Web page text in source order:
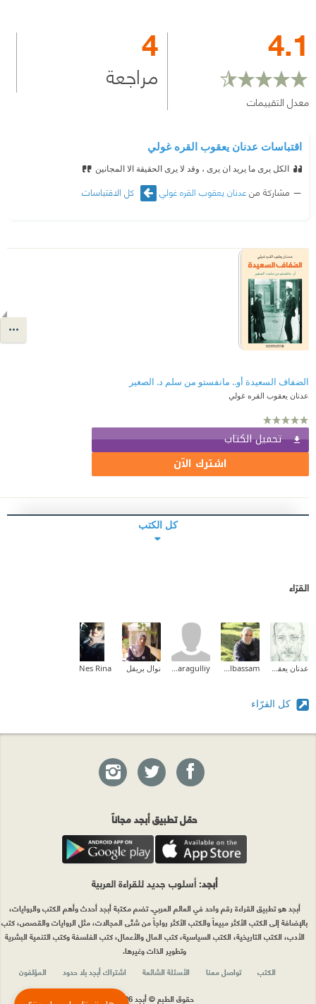
4.1
معدل التقييمات
4
مراجعة
اقتباسات عدنان يعقوب القره غولي
الكل يرى ما يريد ان يرى ، وقد لا يرى الحقيقة الا المجانين
مشاركة منعدنان يعقوب القره غولي كل الاقتباسات
الضفاف السعيدة أو.. مانفستو من سلم د. الصغير
عدنان يعقوب القره غولي
تحميل الكتاب
اشترك الآن
كل الكتب
القرّاء
نوال بريقل Nes Rina
كل القرّاء
حمّل تطبيق أبجد مجاناً
أبجد: أسلوب جديد للقراءة العربية
أبجد هو تطبيق القراءة رقم واحد في العالم العربي. تضم مكتبة أبجد أحدث وأهم الكتب والروايات،
بالإضافة إلى الكتب الأكثر مبيعاً والكتب الأكثر رواجاً من شتّى المجالات، مثل الروايات والقصص، كتب
الأدب، الكتب التاريخية، الكتب السياسية، كتب المال والأعمال، كتب الفلسفة وكتب التنمية البشرية
وتطوير الذات وغيرها.
الكتب
تواصل معنا الأسئلة الشائعة اشتراك أبجد بلا حدود
المؤلفون
حقوق الطبع © أبجد 2026